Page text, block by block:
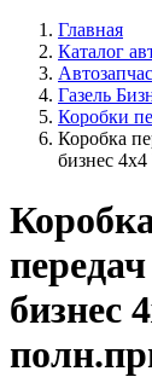
Главная
Каталог
Газель
Коробки
Коробка
бизнес
бизнес